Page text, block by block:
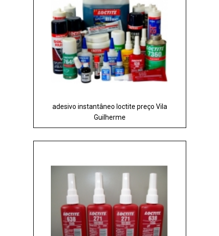
adesivo instantâneo loctite preço Vila
Guilherme